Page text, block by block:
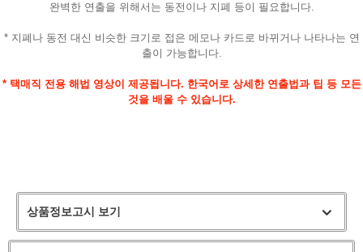
완벽한 연출을 위해서는 동전이나 지폐 등이 필요합니다.
* 지폐나 동전 대신 비슷한 크기로 접은 메모나 카드로 바뀌거나 나타나는 연
출이 가능합니다.
* 택매직 전용 해법 영상이 제공됩니다. 한국어로 상세한 연출법과 팁 등 모든
것을 배울 수 있습니다.
상품정보고시 보기